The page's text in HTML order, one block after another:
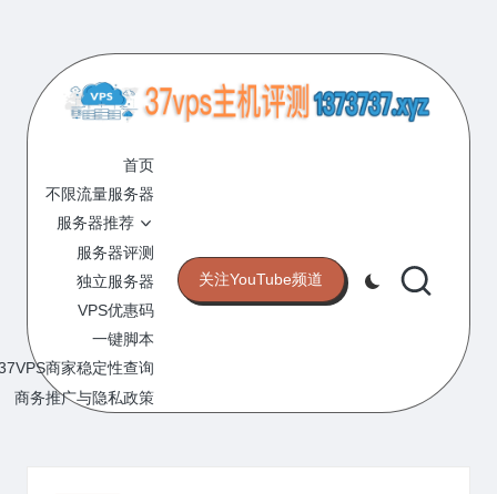
content
7
V
P
S
主
机
评
的
VPS
网
站
首页
不限流量服务器
服务器推荐
服务器评测
独立服务器
VPS优惠码
一键脚本
商家稳定性查询
商务推广与隐私政策
关注YouTube频道